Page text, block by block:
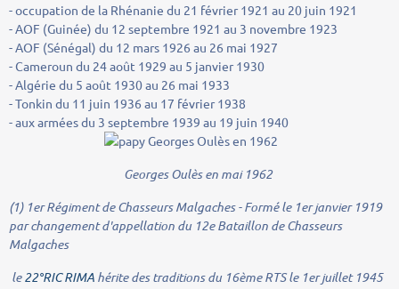
- occupation de la Rhénanie du 21 février 1921 au 20 juin 1921
- AOF (Guinée) du 12 septembre 1921 au 3 novembre 1923
- AOF (Sénégal) du 12 mars 1926 au 26 mai 1927
- Cameroun du 24 août 1929 au 5 janvier 1930
- Algérie du 5 août 1930 au 26 mai 1933
- Tonkin du 11 juin 1936 au 17 février 1938
- aux armées du 3 septembre 1939 au 19 juin 1940
Georges Oulès en mai 1962
(1) 1er Régiment de Chasseurs Malgaches - Formé le 1er janvier 1919
par changement d'appellation du 12e Bataillon de Chasseurs
Malgaches
le22°RIC RIMA hérite des traditions du 16ème RTS le 1er juillet 1945